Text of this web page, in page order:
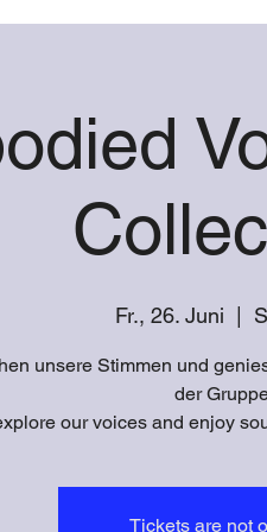
Fr., 26. Juni
unsere Stimmen und
der
our voices and enjoy
Tickets are not